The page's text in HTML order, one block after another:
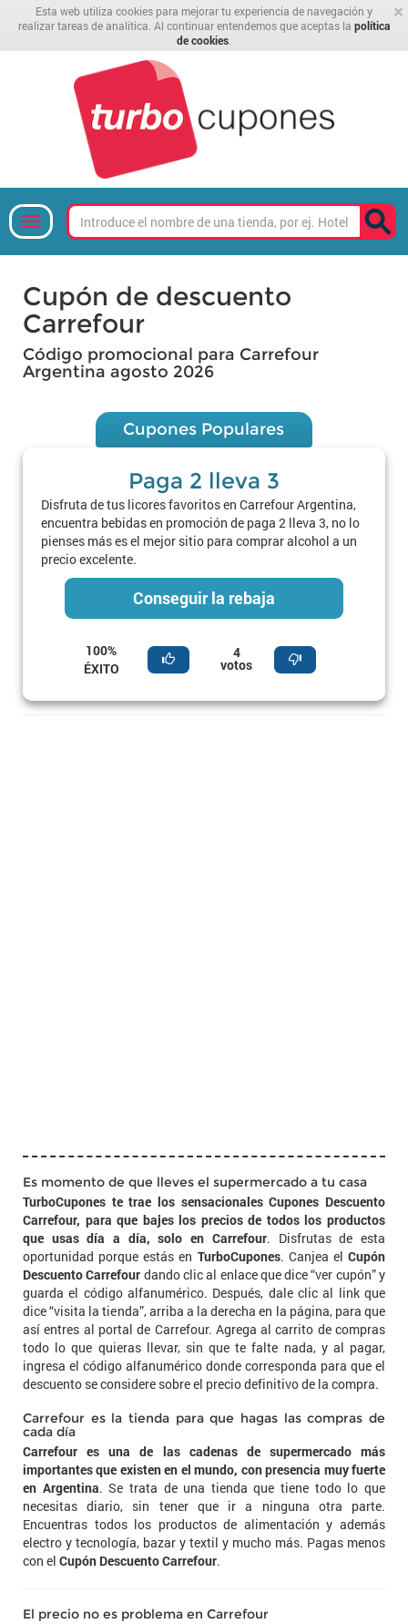
×
Esta web utiliza cookies para mejorar tu experiencia de navegación y
realizar tareas de analítica. Al continuar entendemos que aceptas la política
de cookies
Cupón de descuento
Carrefour
Código promocional para Carrefour
Argentina agosto 2026
Cupones Populares
Paga 2 lleva 3
Disfruta de tus licores favoritos en Carrefour Argentina,
encuentra bebidas en promoción de paga 2 lleva 3, no lo
pienses más es el mejor sitio para comprar alcohol a un
precio excelente.
Conseguir la rebaja
100%
ÉXITO
4
votos
Es momento de que lleves el supermercado a tu casa
TurboCupones te trae los sensacionales Cupones Descuento
Carrefour, para que bajes los precios de todos los productos
que usas día a día, solo en Carrefour. Disfrutas de esta
oportunidad porque estás en TurboCupones. Canjea elCupón
Descuento Carrefour dando clic al enlace que dice “ver cupón” y
guarda el código alfanumérico. Después, dale clic al link que
dice “visita la tienda”, arriba a la derecha en la página, para que
así entres al portal de Carrefour. Agrega al carrito de compras
todo lo que quieras llevar, sin que te falte nada, y al pagar,
ingresa el código alfanumérico donde corresponda para que el
descuento se considere sobre el precio definitivo de la compra.
Carrefour es la tienda para que hagas las compras de
cada día
Carrefour es una de las cadenas de supermercado más
importantes que existen en el mundo, con presencia muy fuerte
en Argentina. Se trata de una tienda que tiene todo lo que
necesitas diario, sin tener que ir a ninguna otra parte.
Encuentras todos los productos de alimentación y además
electro y tecnología, bazar y textil y mucho más. Pagas menos
con el Cupón Descuento Carrefour.
El precio no es problema en Carrefour